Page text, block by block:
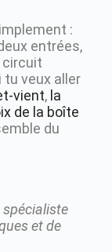
:
entrées,
circuit
tu veux aller
vient, la
de la boîte
du
spécialiste
et de